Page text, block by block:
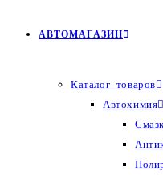
АВТОМАГАЗИН
Каталог товаров
Автохимия